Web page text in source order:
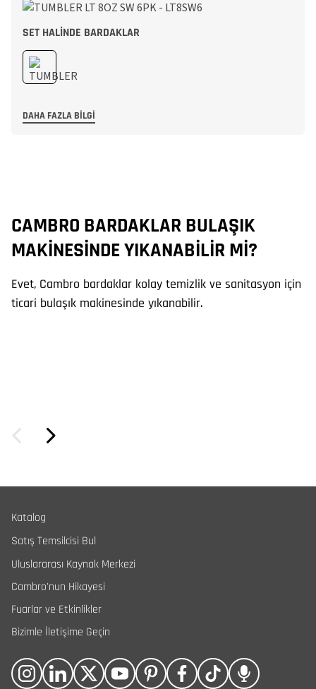
SET HALINDE BARDAKLAR
DAHA FAZLA BILGI
CAMBRO BARDAKLAR BULAŞIK
MAKINESINDE YIKANABILIR MI?
Evet, Cambro bardaklar kolay temizlik ve sanitasyon için
ticari bulaşık makinesinde yıkanabilir.
Katalog
Satış Temsilcisi Bul
Uluslararası Kaynak Merkezi
Cambro'nun Hikayesi
Fuarlar ve Etkinlikler
Bizimle İletişime Geçin